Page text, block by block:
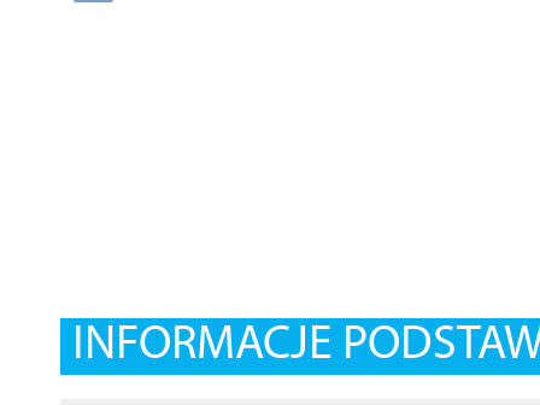
INFORMACJE